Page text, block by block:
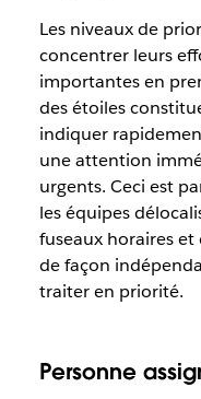
Les niveaux de
concentrer leurs
importantes en
des étoiles
indiquer
une attention
urgents. Ceci est
les équipes
fuseaux horaires
de façon
traiter en priorité.
Personne